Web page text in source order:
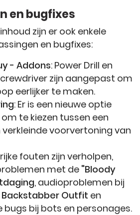
en bugfixes
zijn er ook enkele
en bugfixes:
- Addons: Power Drill en
zijn aangepast om
eerlijker te maken.
: Er is een nieuwe optie
te kiezen tussen een
voorvertoning van
fouten zijn verholpen,
met de "Bloody
, audioproblemen bij
Backstabber Outfit en
bugs bij bots en personages.